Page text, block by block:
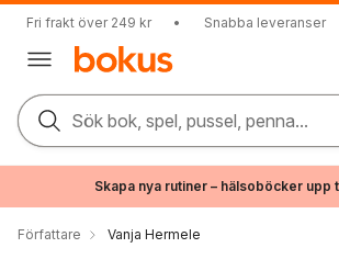
Fri frakt över 249 kr • Snabba leveranser
Sök bok, spel, pussel, penna...
Skapa nya rutiner – hälsoböcker upp
Författare Vanja Hermele